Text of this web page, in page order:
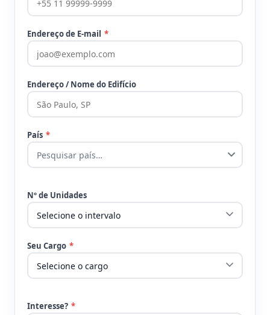
Endereço de E-mail *
Endereço / Nome do Edifício
País *
Nº de Unidades
Seu Cargo *
Interesse? *